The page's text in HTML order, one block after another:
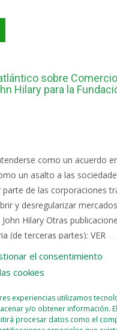
el consentimiento
cookies
experiencias utilizamos
y/o obtener información.
procesar datos como el
sobre
Hilary para la
como un acuerdo
un asalto a las
parte de las corporaciones
y desregularizar
Hilary Otras
(de terceras partes): VER
teoría de las puertas